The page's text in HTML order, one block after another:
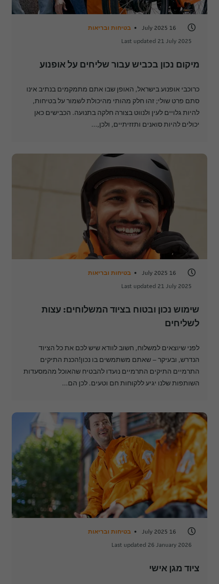
16 July 2025
בטיחות ובריאות
Last updated 21 July 2025
מיקום נכון בכביש עבור שליחים על אופנוע
כרוכבי אופנוע בישראל, האופן שבו אתם מתמקמים בנתיב אינו
סתם פרט שולי; זהו חלק מהותי מהיכולת לשמור על בטיחות,
להיות גלויים לעין ולנווט בצורה חלקה בתנועה. הכבישים כאן
יכולים להיות סואנים ותזזיתיים, ולכן,...
16 July 2025
בטיחות ובריאות
Last updated 21 July 2025
שימוש נכון ובטוח בציוד המשלוחים: עצות
לשליחים
לפני שיוצאים למשלוח, חשוב לוודא שיש לכם את כל הציוד
הנדרש, ובעיקר – שאתם משתמשים בו נכון!הכנת התיקים
התרמיים התיקים התרמיים נועדו להבטיח שהאוכל מהמסעדות
השותפות שלנו יגיע ללקוחות חם וטעים. לכן הם...
16 July 2025
בטיחות ובריאות
Last updated 26 January 2026
ציוד מגן אישי